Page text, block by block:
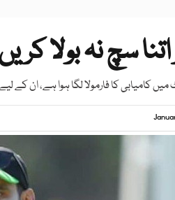
سچ نہ بولا
کامیابی کا فارمولا لگا ہوا ہے، ان کے